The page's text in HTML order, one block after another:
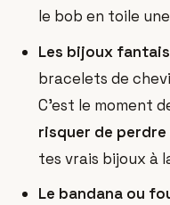
le bob en toile
Les bijoux
bracelets de
C'est le moment
risquer de
tes vrais bijoux à
Le bandana ou